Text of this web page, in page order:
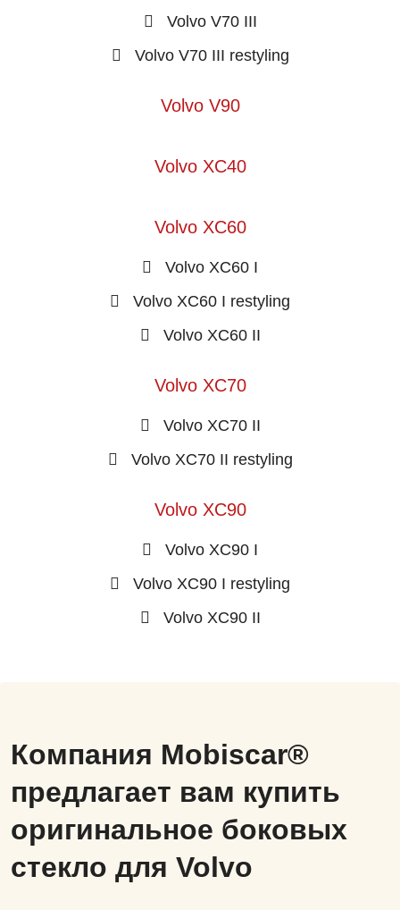
Volvo V70 III
Volvo V70 III restyling
Volvo V90
Volvo XC40
Volvo XC60
Volvo XC60 I
Volvo XC60 I restyling
Volvo XC60 II
Volvo XC70
Volvo XC70 II
Volvo XC70 II restyling
Volvo XC90
Volvo XC90 I
Volvo XC90 I restyling
Volvo XC90 II
Компания Mobiscar®
предлагает вам купить
оригинальное боковых
стекло для Volvo